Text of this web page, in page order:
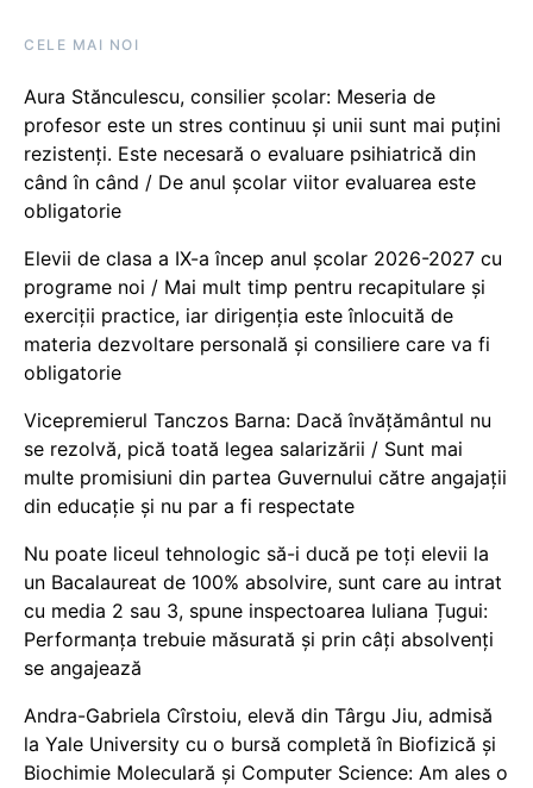
CELE MAI NOI
Aura Stănculescu, consilier școlar: Meseria de
profesor este un stres continuu și unii sunt mai puțini
rezistenți. Este necesară o evaluare psihiatrică din
când în când / De anul școlar viitor evaluarea este
obligatorie
Elevii de clasa a IX-a încep anul școlar 2026-2027 cu
programe noi / Mai mult timp pentru recapitulare și
exerciții practice, iar dirigenția este înlocuită de
materia dezvoltare personală și consiliere care va fi
obligatorie
Vicepremierul Tanczos Barna: Dacă învățământul nu
se rezolvă, pică toată legea salarizării / Sunt mai
multe promisiuni din partea Guvernului către angajații
din educație și nu par a fi respectate
Nu poate liceul tehnologic să-i ducă pe toți elevii la
un Bacalaureat de 100% absolvire, sunt care au intrat
cu media 2 sau 3, spune inspectoarea Iuliana Țugui:
Performanța trebuie măsurată și prin câți absolvenți
se angajează
Andra-Gabriela Cîrstoiu, elevă din Târgu Jiu, admisă
la Yale University cu o bursă completă în Biofizică și
Biochimie Moleculară și Computer Science: Am ales o